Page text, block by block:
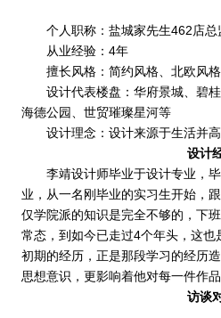
个人职称：盐城家先生462店总
从业经验：4年
擅长风格：简约风格、北欧风格
设计代表楼盘：华府景城、碧桂
海德公园、世贸璀璨星河等
设计理念：设计来源于生活并高
设计
李靖设计师毕业于设计专业，毕
业，从一名刚毕业的实习生开始，
仅学院派的知识是完全不够的，下
常态，到如今已走过4个年头，这
初期的经历，正是那段学习的经历
思想意识，更影响着他对每一件作品
访谈